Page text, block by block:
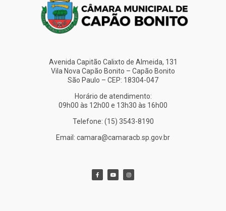
Avenida Capitão Calixto de Almeida, 131
Vila Nova Capão Bonito – Capão Bonito
São Paulo – CEP: 18304-047
Horário de atendimento:
09h00 às 12h00 e 13h30 às 16h00
Telefone: (15) 3543-8190
Email: camara@camaracb.sp.gov.br